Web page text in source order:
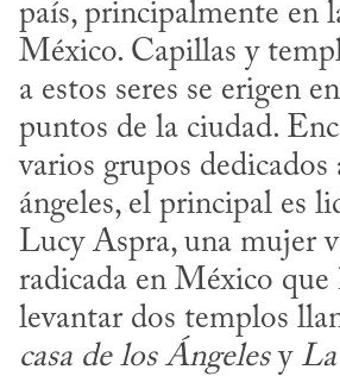
país, principalmente en
México. Capillas y
a estos seres se erigen
puntos de la ciudad.
varios grupos
ángeles, el principal es
Lucy Aspra, una mujer
radicada en México que
levantar dos templos
casa de los Ángeles y